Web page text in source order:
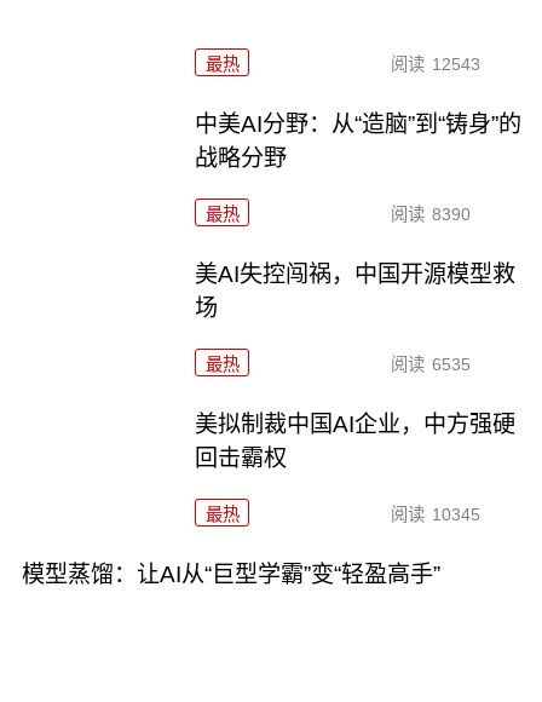
最热 阅读 12543
中美AI分野：从“造脑”到“铸身”的
战略分野
最热 阅读 8390
美AI失控闯祸，中国开源模型救
场
最热 阅读 6535
美拟制裁中国AI企业，中方强硬
回击霸权
最热 阅读 10345
模型蒸馏：让AI从“巨型学霸”变“轻盈高手”